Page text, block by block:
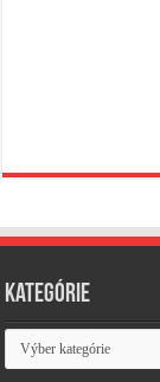
Kategórie
Kategórie